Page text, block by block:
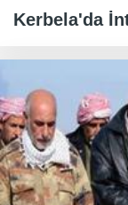
Kerbela'da